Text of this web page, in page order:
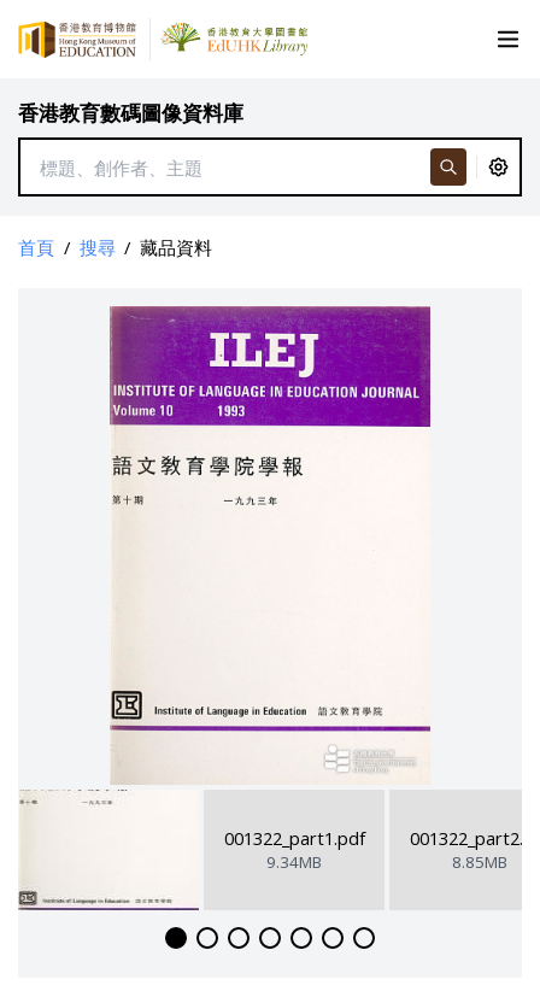
香港教育數碼圖像資料庫
首頁 / 搜尋 / 藏品資料
001322_part1.pdf
9.34MB 8.85MB